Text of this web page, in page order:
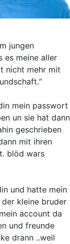
jungen
es meine aller
nicht mehr mit
mein passwort
un sie hat dann
geschrieben
mit ihren
blöd wars
und hatte mein
kleine bruder
account da
und freunde
drann ..weil